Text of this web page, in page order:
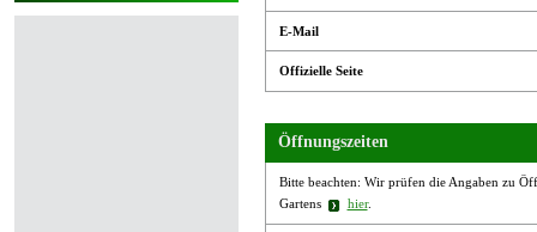
E-Mail
Offizielle Seite
Öffnungszeiten
Bitte beachten: Wir prüfen die Angaben zu
Gartens
hier.